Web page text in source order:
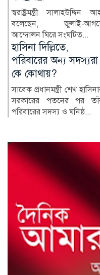
সচেতনতামূলক সেমিনার
হয়েছে। সেমিনারে প্রা...
স্বাস্থ্য সচিবকে সব
হাসপাতালে সার্কুলার
জারি করতে হবে:
হাইকোর্ট
দুর্ঘটনায় আহত
সরকারি ও বেসরকারি সব